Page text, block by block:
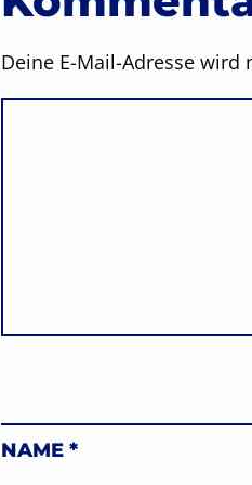
Deine E-Mail-Adresse
NAME *